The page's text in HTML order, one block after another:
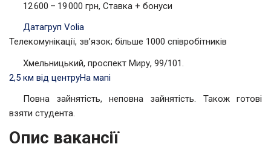
12 600 – 19 000 грн, Ставка + бонуси
Датагруп Volia
Телекомунікації, зв’язок; більше 1000 співробітників
Хмельницький, проспект Миру, 99/101.
2,5 км від центруНа мапі
Повна зайнятість, неповна зайнятість. Також готові
взяти студента.
Опис вакансії